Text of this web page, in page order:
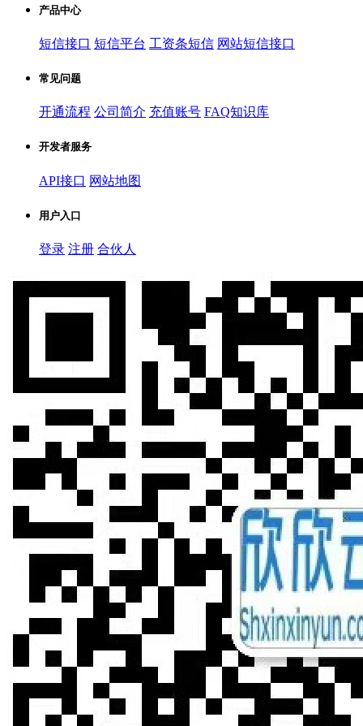
产品中心
短信接口 短信平台 工资条短信 网站短信接口
常见问题
开通流程 公司简介 充值账号 FAQ知识库
开发者服务
API接口 网站地图
用户入口
登录 注册 合伙人